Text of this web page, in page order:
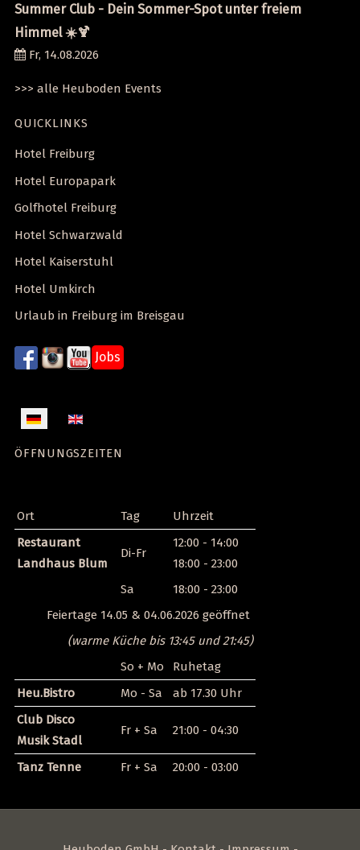
Summer Club - Dein Sommer-Spot unter freiem
Himmel ☀️🍹
Fr, 14.08.2026
>>> alle Heuboden Events
QUICKLINKS
Hotel Freiburg
Hotel Europapark
Golfhotel Freiburg
Hotel Schwarzwald
Hotel Kaiserstuhl
Hotel Umkirch
Urlaub in Freiburg im Breisgau
Jobs
Sprache auswählen
ÖFFNUNGSZEITEN
Ort Tag
Uhrzeit
Restaurant
Landhaus Blum
Di-Fr
12:00 - 14:00
18:00 - 23:00
Sa
18:00 - 23:00
Feiertage 14.05 & 04.06.2026 geöffnet
(warme Küche bis 13:45 und 21:45)
So + Mo
Ruhetag
Heu.Bistro
Mo - Sa
ab 17.30 Uhr
Club Disco
Musik Stadl
Fr + Sa 21:00 - 04:30
Tanz Tenne Fr + Sa 20:00 - 03:00